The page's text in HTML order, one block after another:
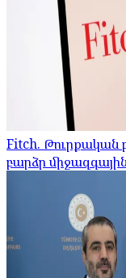
Fitch.
բարձր միջազգային